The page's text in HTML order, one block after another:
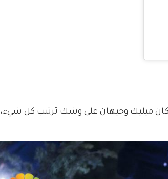
كان ميليك وجيهان على وشك ترتيب كل شيء،